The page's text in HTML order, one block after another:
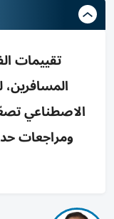
المسافرين،
الاصطناعي
ومراجعات